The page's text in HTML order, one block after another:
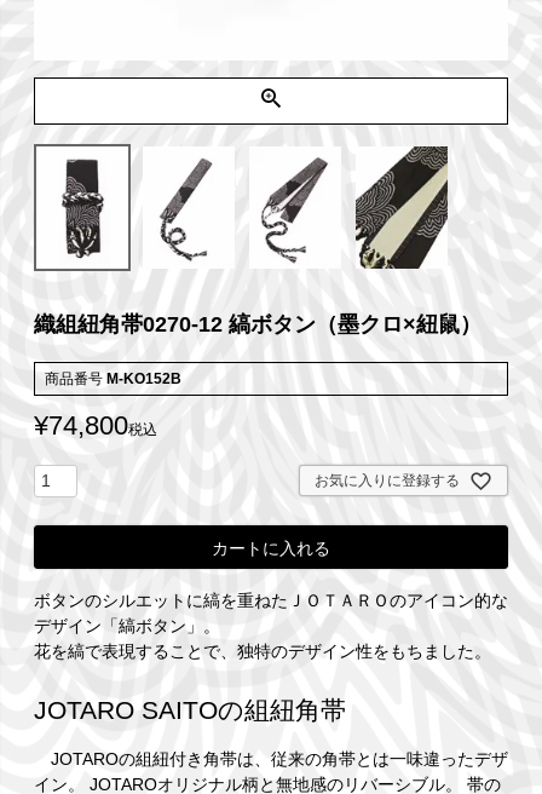
織組紐角帯0270-12 縞ボタン（墨クロ×紐鼠）
商品番号 M-KO152B
¥74,800税込
お気に入りに登録する
カートに入れる
ボタンのシルエットに縞を重ねたＪＯＴＡＲＯのアイコン的な
デザイン「縞ボタン」。
花を縞で表現することで、独特のデザイン性をもちました。
JOTARO SAITOの組紐角帯
JOTAROの組紐付き角帯は、従来の角帯とは一味違ったデザ
イン。 JOTAROオリジナル柄と無地感のリバーシブル。 帯の